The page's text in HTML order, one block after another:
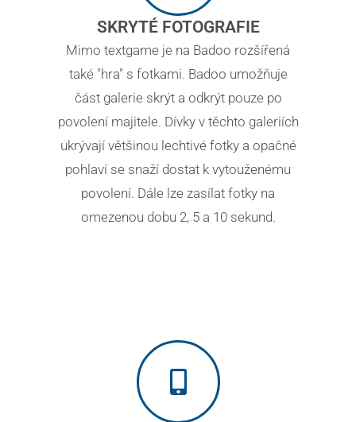
SKRYTÉ FOTOGRAFIE
Mimo textgame je na Badoo rozšířená
také "hra" s fotkami. Badoo umožňuje
část galerie skrýt a odkrýt pouze po
povolení majitele. Dívky v těchto galeriích
ukrývají většinou lechtivé fotky a opačné
pohlaví se snaží dostat k vytouženému
povolení. Dále lze zasílat fotky na
omezenou dobu 2, 5 a 10 sekund.